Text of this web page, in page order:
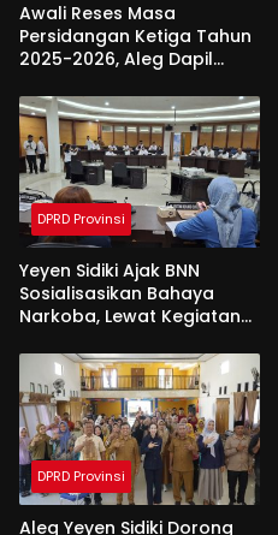
Awali Reses Masa
Persidangan Ketiga Tahun
2025-2026, Aleg Dapil
Apresiasi Dari Pemda
DPRD Provinsi
Yeyen Sidiki Ajak BNN
Sosialisasikan Bahaya
Narkoba, Lewat Kegiatan
DPRD Provinsi
Aleg Yeyen Sidiki Dorong